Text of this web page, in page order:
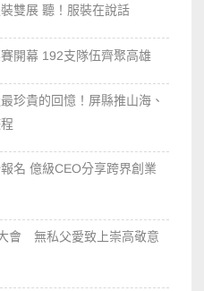
雙展 聽！服裝在說話
開幕 192支隊伍齊聚高雄
珍貴的回憶！屏縣推山海、
名 億級CEO分享跨界創業
會 無私父愛致上崇高敬意